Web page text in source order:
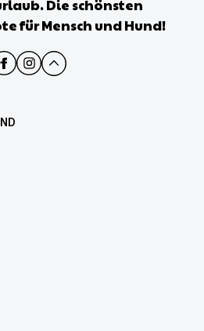
Die schönsten
für Mensch und Hund!